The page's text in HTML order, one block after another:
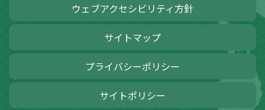
ウェブアクセシビリティ方針
サイトマップ
プライバシーポリシー
サイトポリシー